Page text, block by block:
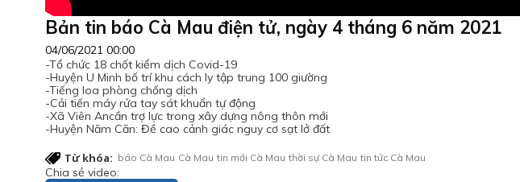
Bản tin báo Cà Mau điện tử, ngày 4 tháng 6 năm 2021
04/06/2021 00:00
-Tổ chức 18 chốt kiểm dịch Covid-19
-Huyện U Minh bố trí khu cách ly tập trung 100 giường
-Tiếng loa phòng chống dịch
-Cải tiến máy rửa tay sát khuẩn tự động
-Xã Viên Ancần trợ lực trong xây dựng nông thôn mới
-Huyện Năm Căn: Đề cao cảnh giác nguy cơ sạt lở đất
Từ khóa: báo Cà Mau Cà Mau tin mới Cà Mau thời sự Cà Mau tin tức Cà Mau
Chia sẻ video: